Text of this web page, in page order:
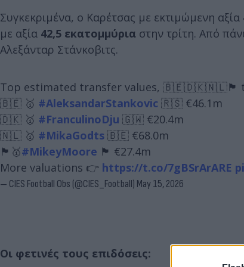
Συγκεκριμένα, ο Καρέτσας με εκτιμώμενη αξία
με αξία 42,5 εκατομμύρια στην τρίτη. Από
Αλεξάνταρ Στάνκοβιτς.
Top estimated transfer values, 🇧🇪🇩🇰🇳🇱🏴󠁧󠁢󠁳󠁣󠁴󠁿
🇧🇪 🥇 #AleksandarStankovic 🇷🇸 €46.1m
🇩🇰 🥇 #FranculinoDju 🇬🇼 €20.4m
🇳🇱 🥇 #MikaGodts 🇧🇪 €68.0m
🏴󠁧󠁢󠁳󠁣󠁴󠁿🥇#MikeyMoore 🏴󠁧󠁢󠁥󠁮󠁧󠁿 €27.4m
More valuations 👉 https://t.co/7gBSrArARE
— CIES Football Obs (@CIES_Football) May 15, 2026
Οι φετινές τους επιδόσεις: